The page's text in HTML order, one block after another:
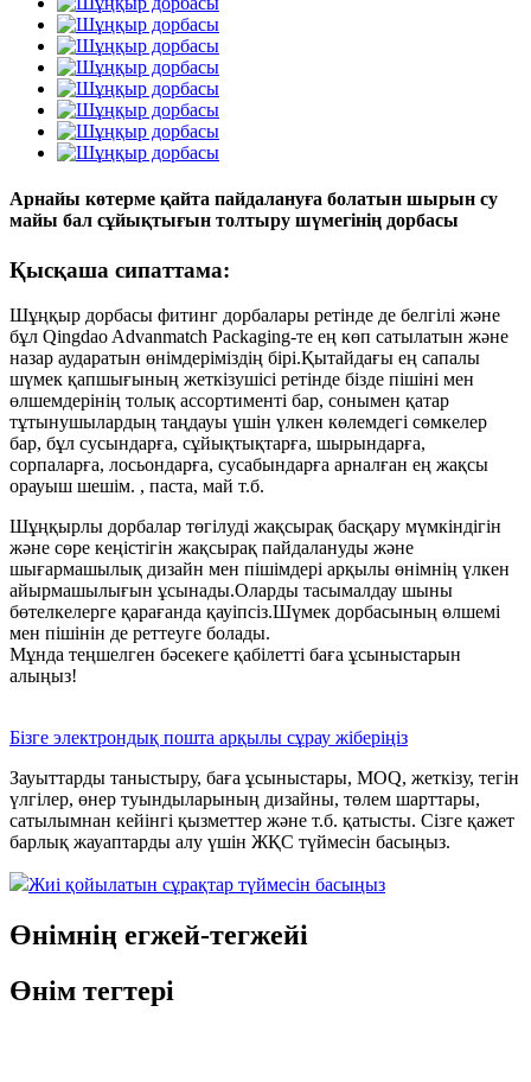
Арнайы көтерме қайта пайдалануға болатын шырын су
майы бал сұйықтығын толтыру шүмегінің дорбасы
Қысқаша сипаттама:
Шұңқыр дорбасы фитинг дорбалары ретінде де белгілі және
бұл Qingdao Advanmatch Packaging-те ең көп сатылатын және
назар аударатын өнімдеріміздің бірі.Қытайдағы ең сапалы
шүмек қапшығының жеткізушісі ретінде бізде пішіні мен
өлшемдерінің толық ассортименті бар, сонымен қатар
тұтынушылардың таңдауы үшін үлкен көлемдегі сөмкелер
бар, бұл сусындарға, сұйықтықтарға, шырындарға,
сорпаларға, лосьондарға, сусабындарға арналған ең жақсы
орауыш шешім. , паста, май т.б.
Шұңқырлы дорбалар төгілуді жақсырақ басқару мүмкіндігін
және сөре кеңістігін жақсырақ пайдалануды және
шығармашылық дизайн мен пішімдері арқылы өнімнің үлкен
айырмашылығын ұсынады.Оларды тасымалдау шыны
бөтелкелерге қарағанда қауіпсіз.Шүмек дорбасының өлшемі
мен пішінін де реттеуге болады.
Мұнда теңшелген бәсекеге қабілетті баға ұсыныстарын
алыңыз!
Бізге электрондық пошта арқылы сұрау жіберіңіз
Зауыттарды таныстыру, баға ұсыныстары, MOQ, жеткізу, тегін
үлгілер, өнер туындыларының дизайны, төлем шарттары,
сатылымнан кейінгі қызметтер және т.б. қатысты. Сізге қажет
барлық жауаптарды алу үшін ЖҚС түймесін басыңыз.
Жиі қойылатын сұрақтар түймесін басыңыз
Өнімнің егжей-тегжейі
Өнім тегтері